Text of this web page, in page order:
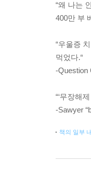
“왜 나는
400만 부
“우울증
먹었다.“
-Question
“‘무장해
-Sawyer
책의 일부